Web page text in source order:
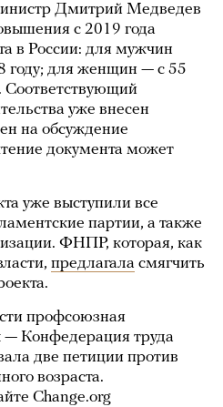
Дмитрий Медведев
с 2019 года
в России: для мужчин
году; для женщин — с 55
Соответствующий
уже внесен
на обсуждение
документа может
уже выступили все
партии, а также
ФНПР, которая, как
предлагала смягчить
профсоюзная
— Конфедерация труда
две петиции против
возраста.
Change.org